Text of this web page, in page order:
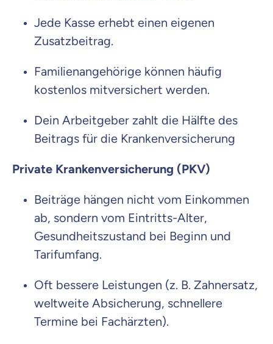
Jede Kasse erhebt einen eigenen
Zusatzbeitrag.
Familienangehörige können häufig
kostenlos mitversichert werden.
Dein Arbeitgeber zahlt die Hälfte des
Beitrags für die Krankenversicherung
Private Krankenversicherung (PKV)
Beiträge hängen nicht vom Einkommen
ab, sondern vom Eintritts-Alter,
Gesundheitszustand bei Beginn und
Tarifumfang.
Oft bessere Leistungen (z. B. Zahnersatz,
weltweite Absicherung, schnellere
Termine bei Fachärzten).